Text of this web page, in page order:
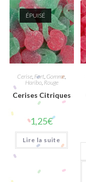
ÉPUISÉ
Cerise Fort Gomme
Haribo, Rouge
Cerises Citriques
1,25€
Lire la suite